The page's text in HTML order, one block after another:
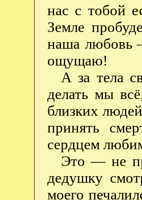
нас с тобой
Земле
наша любовь
ощущаю!
А за тела
делать мы
близких
принять
сердцем
Это — не
дедушку
моего